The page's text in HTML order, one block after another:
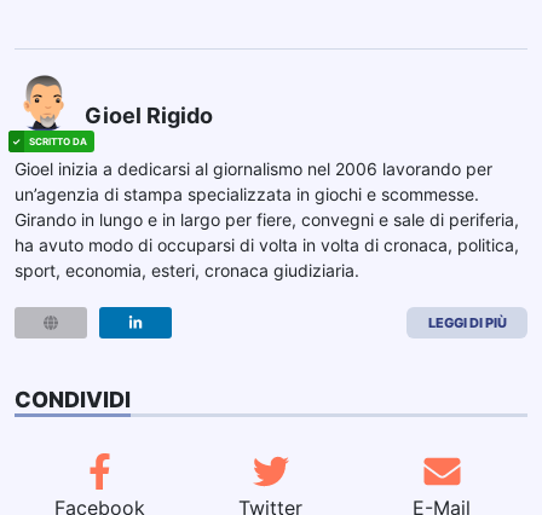
Gioel Rigido
Gioel inizia a dedicarsi al giornalismo nel 2006 lavorando per
un’agenzia di stampa specializzata in giochi e scommesse.
Girando in lungo e in largo per fiere, convegni e sale di periferia,
ha avuto modo di occuparsi di volta in volta di cronaca, politica,
sport, economia, esteri, cronaca giudiziaria.
LEGGI DI PIÙ
CONDIVIDI
Facebook Twitter E-Mail